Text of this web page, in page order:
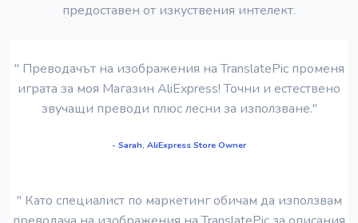
предоставен от изкуствения интелект.
" Преводачът на изображения на TranslatePic променя
играта за моя Магазин AliExpress! Точни и естествено
звучащи преводи плюс лесни за използване."
- Sarah, AliExpress Store Owner
" Като специалист по маркетинг обичам да използвам